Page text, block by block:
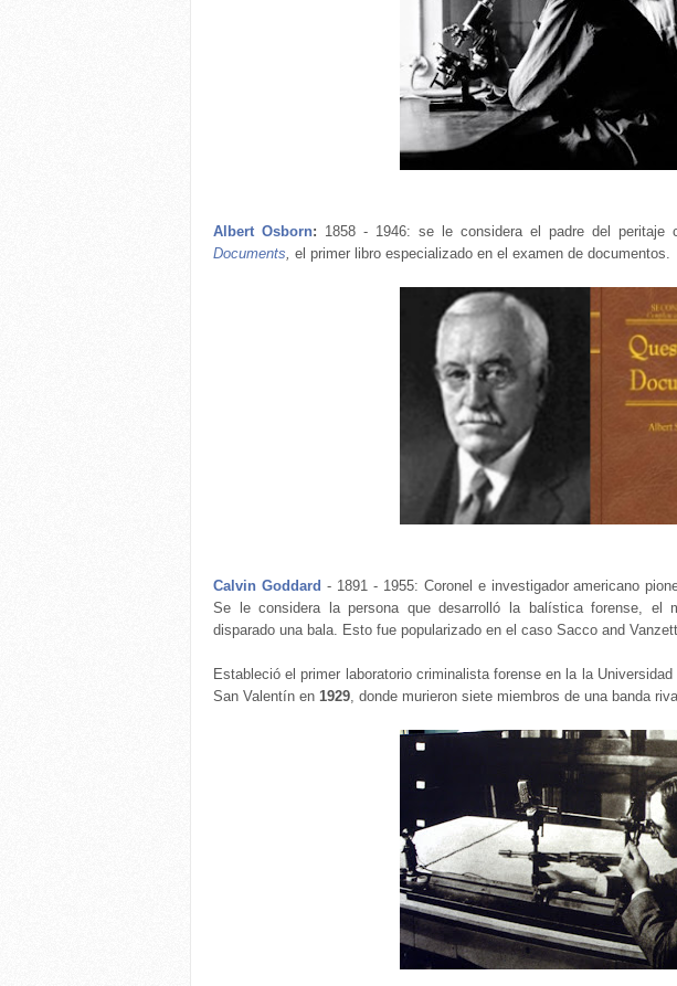
Albert Osborn: 1858 - 1946: se le considera el padre del peritaje
Documents, el primer libro especializado en el examen de documentos.
Calvin Goddard - 1891 - 1955: Coronel e investigador americano
Se le considera la persona que desarrolló la balística forense, el
disparado una bala. Esto fue popularizado en el caso Sacco and
Estableció el primer laboratorio criminalista forense en la la
San Valentín en 1929, donde murieron siete miembros de una banda